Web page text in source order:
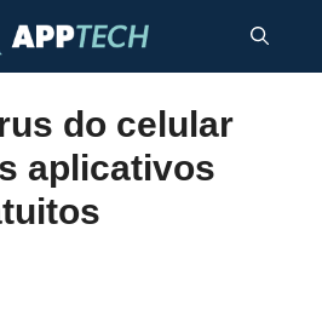
do celular
aplicativos